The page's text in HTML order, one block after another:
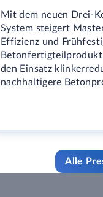
Mit dem neuen Drei-
System steigert
Effizienz und
den Einsatz
nachhaltigere
Alle